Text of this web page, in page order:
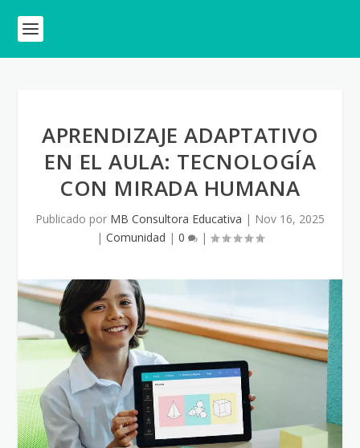
APRENDIZAJE ADAPTATIVO
EN EL AULA: TECNOLOGÍA
CON MIRADA HUMANA
Publicado por MB Consultora Educativa | Nov 16, 2025
| Comunidad | 0 |